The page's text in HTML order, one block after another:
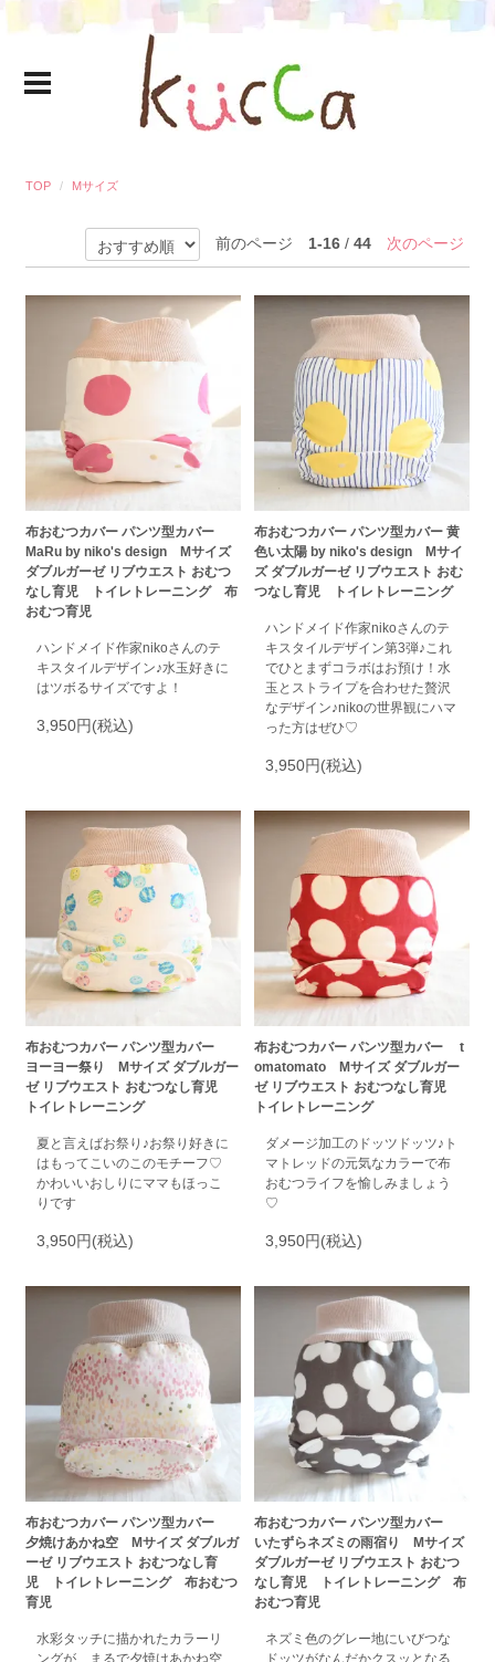
TOP Mサイズ
前のページ 1-16/44 次のページ
布おむつカバー パンツ型カバー
MaRu by niko's design Mサイズ
ダブルガーゼ リブウエスト おむつ
なし育児 トイレトレーニング 布
おむつ育児
ハンドメイド作家nikoさんのテ
キスタイルデザイン♪水玉好きに
はツボるサイズですよ！
3,950円(税込)
布おむつカバー パンツ型カバー 黄
色い太陽 by niko's design Mサイ
ズ ダブルガーゼ リブウエスト おむ
つなし育児 トイレトレーニング
ハンドメイド作家nikoさんのテ
キスタイルデザイン第3弾♪これ
でひとまずコラボはお預け！水
玉とストライプを合わせた贅沢
なデザイン♪nikoの世界観にハマ
った方はぜひ♡
3,950円(税込)
布おむつカバー パンツ型カバー
ヨーヨー祭り Mサイズ ダブルガー
ゼ リブウエスト おむつなし育児
トイレトレーニング
夏と言えばお祭り♪お祭り好きに
はもってこいのこのモチーフ♡
かわいいおしりにママもほっこ
りです
3,950円(税込)
布おむつカバー パンツ型カバー t
omatomato Mサイズ ダブルガー
ゼ リブウエスト おむつなし育児
トイレトレーニング
ダメージ加工のドッツドッツ♪ト
マトレッドの元気なカラーで布
おむつライフを愉しみましょう
♡
3,950円(税込)
布おむつカバー パンツ型カバー
夕焼けあかね空 Mサイズ ダブルガ
ーゼ リブウエスト おむつなし育
児 トイレトレーニング 布おむつ
育児
水彩タッチに描かれたカラーリ
ングが、まるで夕焼けあかね空
布おむつカバー パンツ型カバー
いたずらネズミの雨宿り Mサイズ
ダブルガーゼ リブウエスト おむつ
なし育児 トイレトレーニング 布
おむつ育児
ネズミ色のグレー地にいびつな
ドッツがなんだかクスッとなる